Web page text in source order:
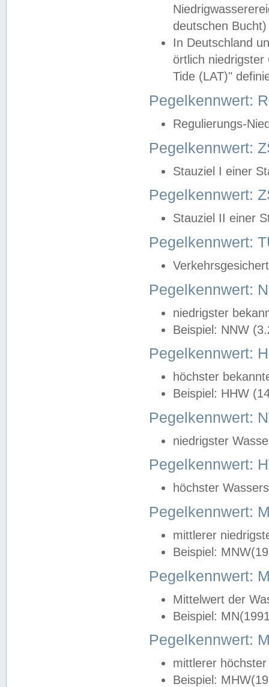
deutschen
In Deutschland
örtlich
Tide (LAT)"
Pegelkennwert:
Regulierungs-
Pegelkennwert:
Stauziel I einer
Pegelkennwert:
Stauziel II einer
Pegelkennwert:
Pegelkennwert:
niedrigster
Beispiel: NNW
Pegelkennwert:
höchster
Beispiel: HHW
Pegelkennwert:
niedrigster
Pegelkennwert:
höchster
Pegelkennwert:
mittlerer
Beispiel:
Pegelkennwert:
Mittelwert der
Beispiel:
Pegelkennwert:
mittlerer
Beispiel: